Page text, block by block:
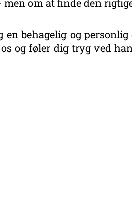
behagelig og
og føler dig tryg ved